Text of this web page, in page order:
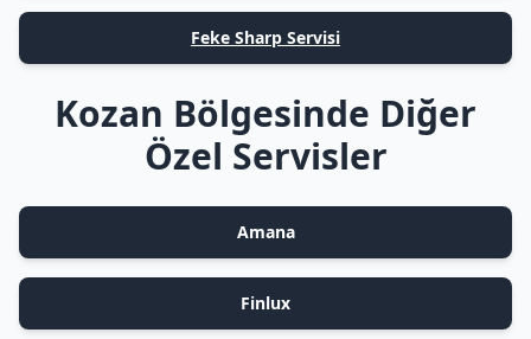
Feke Sharp Servisi
Kozan Bölgesinde Diğer
Özel Servisler
Amana
Finlux